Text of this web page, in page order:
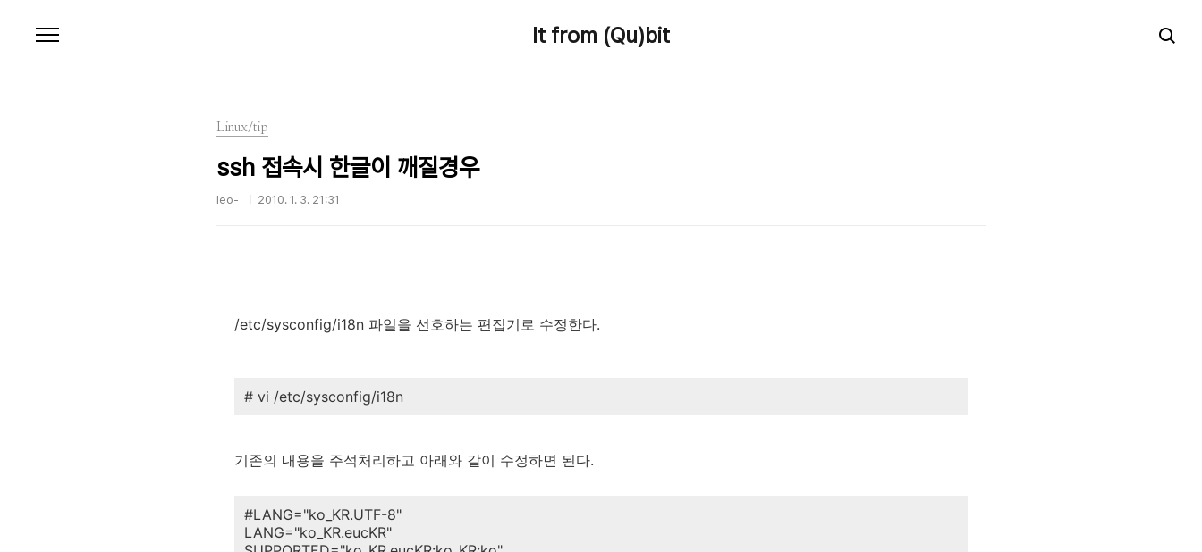
It from (Qu)bit
Linux/tip
ssh 접속시 한글이 깨질경우
leo- 2010. 1. 3. 21:31
/etc/sysconfig/i18n 파일을 선호하는 편집기로 수정한다.
# vi /etc/sysconfig/i18n
기존의 내용을 주석처리하고 아래와 같이 수정하면 된다.
#LANG="ko_KR.UTF-8"
LANG="ko_KR.eucKR"